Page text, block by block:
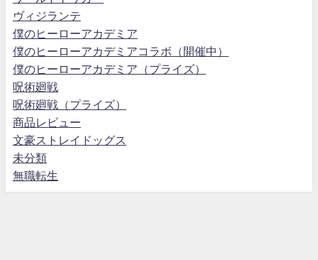
ヴィジランテ
僕のヒーローアカデミア
僕のヒーローアカデミアコラボ（開催中）
僕のヒーローアカデミア（プライズ）
呪術廻戦
呪術廻戦（プライズ）
商品レビュー
文豪ストレイドッグス
未分類
無職転生